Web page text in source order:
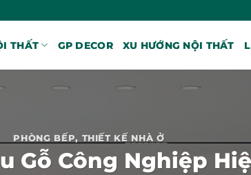
THẤT GP DECOR XU HƯỚNG NỘI THẤT
PHÒNG BẾP, THIẾT KẾ NHÀ Ở
Gỗ Công Nghiệp